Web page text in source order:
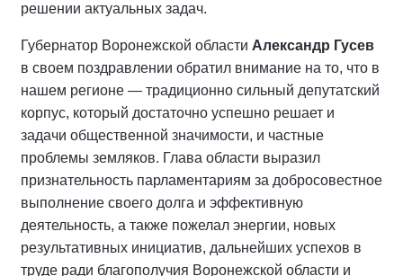
решении актуальных задач.
Губернатор Воронежской области Александр Гусев
в своем поздравлении обратил внимание на то, что в
нашем регионе — традиционно сильный депутатский
корпус, который достаточно успешно решает и
задачи общественной значимости, и частные
проблемы земляков. Глава области выразил
признательность парламентариям за добросовестное
выполнение своего долга и эффективную
деятельность, а также пожелал энергии, новых
результативных инициатив, дальнейших успехов в
труде ради благополучия Воронежской области и